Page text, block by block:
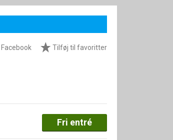
Tilføj til favoritter
Fri entré